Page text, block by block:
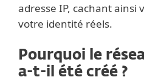
adresse IP, cachant
votre identité réels.
Pourquoi le
a-t-il été créé ?